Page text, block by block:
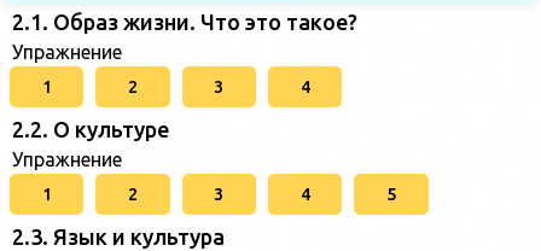
2.1. Образ жизни. Что это такое?
Упражнение
1 2 3 4
2.2. О культуре
Упражнение
1 2 3 4 5
2.3. Язык и культура